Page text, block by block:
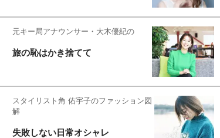
元キー局アナウンサー・大木優紀の
旅の恥はかき捨てて
スタイリスト角 佑宇子のファッション図
解
失敗しない日常オシャレ